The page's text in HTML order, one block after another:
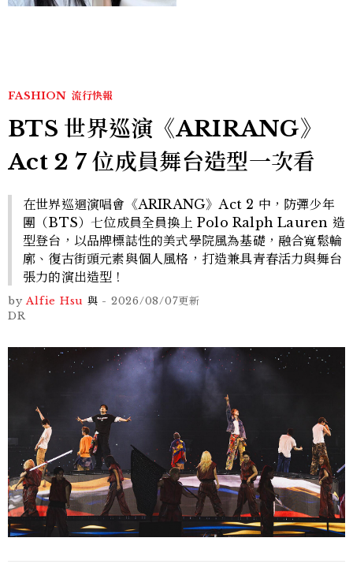
FASHION 流行快報
BTS 世界巡演《ARIRANG》
Act 2 7 位成員舞台造型一次看
在世界巡迴演唱會《ARIRANG》Act 2 中，防彈少年
團（BTS）七位成員全員換上 Polo Ralph Lauren 造
型登台，以品牌標誌性的美式學院風為基礎，融合寬鬆輪
廓、復古街頭元素與個人風格，打造兼具青春活力與舞台
張力的演出造型！
by Alfie Hsu 與 - 2026/08/07更新
DR